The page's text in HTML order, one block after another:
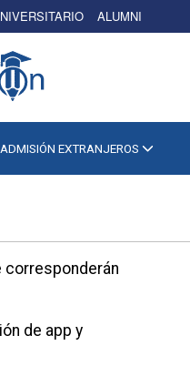
ALUMNI
ADMISIÓN EXTRANJEROS
corresponderán
de app y